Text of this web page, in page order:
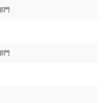
門
門